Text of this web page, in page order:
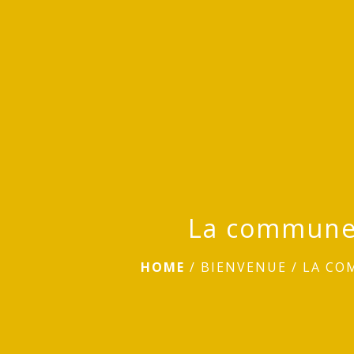
La commune
HOME / BIENVENUE / LA